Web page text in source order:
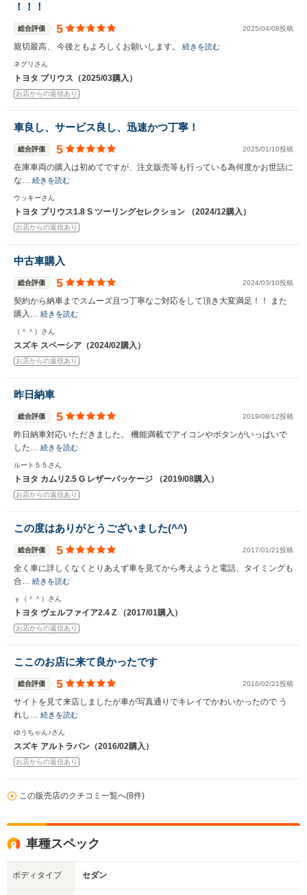
！！！
総合評価 5 2025/04/08投稿
親切最高、 今後ともよろしくお願いします。 続きを読む
ネグリさん
トヨタ プリウス（2025/03購入）
お店からの返信あり
車良し、サービス良し、迅速かつ丁寧！
総合評価 5 2025/01/10投稿
在庫車両の購入は初めてですが、注文販売等も行っている為何度かお世話に
な… 続きを読む
ウッキーさん
トヨタ プリウス1.8 S ツーリングセレクション （2024/12購入）
お店からの返信あり
中古車購入
総合評価 5 2024/03/10投稿
契約から納車までスムーズ且つ丁寧なご対応をして頂き大変満足！！ また
購入… 続きを読む
（＾＾）さん
スズキ スペーシア（2024/02購入）
お店からの返信あり
昨日納車
総合評価 5 2019/08/12投稿
昨日納車対応いただきました。 機能満載でアイコンやボタンがいっぱいで
した… 続きを読む
ルート５５さん
トヨタ カムリ2.5 G レザーパッケージ （2019/08購入）
お店からの返信あり
この度はありがとうございました(^^)
総合評価 5 2017/01/21投稿
全く車に詳しくなくとりあえず車を見てから考えようと電話、タイミングも
合… 続きを読む
ｙ（＾＾）さん
トヨタ ヴェルファイア2.4 Z （2017/01購入）
お店からの返信あり
ここのお店に来て良かったです
総合評価 5 2016/02/21投稿
サイトを見て来店しましたが車が写真通りでキレイでかわいかったので う
れし… 続きを読む
ゆうちゃん♪さん
スズキ アルトラパン（2016/02購入）
お店からの返信あり
この販売店のクチコミ一覧へ(8件)
車種スペック
ボディタイプ セダン